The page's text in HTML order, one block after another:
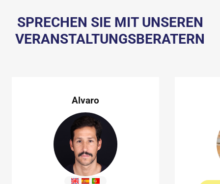
SPRECHEN SIE MIT UNSEREN
VERANSTALTUNGSBERATERN
Alvaro